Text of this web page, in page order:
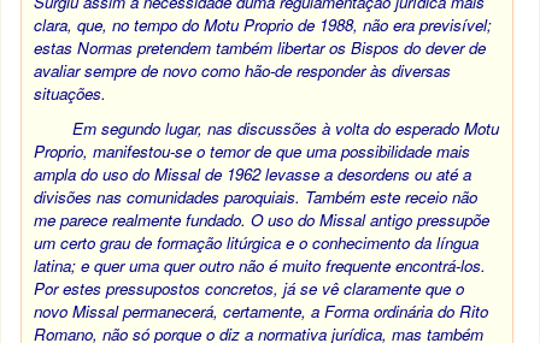
clara, que, no tempo do Motu Proprio de 1988, não era previsível;
estas Normas pretendem também libertar os Bispos do dever de
avaliar sempre de novo como hão-de responder às diversas
situações.
Em segundo lugar, nas discussões à volta do esperado Motu
Proprio, manifestou-se o temor de que uma possibilidade mais
ampla do uso do Missal de 1962 levasse a desordens ou até a
divisões nas comunidades paroquiais. Também este receio não
me parece realmente fundado. O uso do Missal antigo pressupõe
um certo grau de formação litúrgica e o conhecimento da língua
latina; e quer uma quer outro não é muito frequente encontrá-los.
Por estes pressupostos concretos, já se vê claramente que o
novo Missal permanecerá, certamente, a Forma ordinária do Rito
Romano, não só porque o diz a normativa jurídica, mas também